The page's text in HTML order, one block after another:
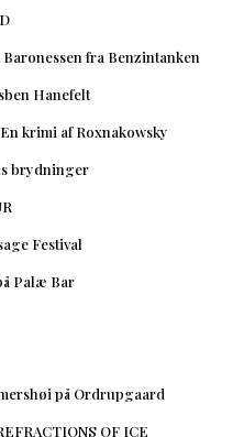
fra Benzintanken
Hanefelt
krimi af Roxnakowsky
brydninger
Festival
Palæ Bar
på Ordrupgaard
OF ICE